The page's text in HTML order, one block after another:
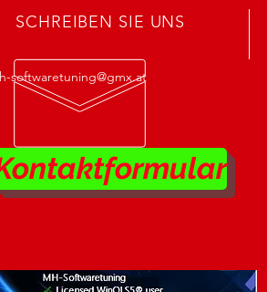
SCHREIBEN SIE UNS
softwaretuning@gmx.at